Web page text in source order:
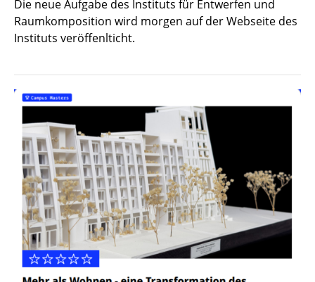
Die neue Aufgabe des Instituts für Entwerfen und
Raumkomposition wird morgen auf der Webseite des
Instituts veröffenlticht.